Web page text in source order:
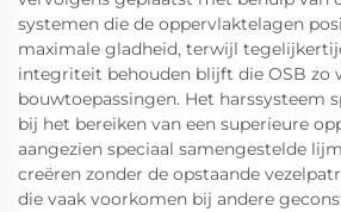
systemen die de oppervlaktelagen
maximale gladheid, terwijl
integriteit behouden blijft die OSB zo
bouwtoepassingen. Het harssysteem
bij het bereiken van een superieure
aangezien speciaal samengestelde
creëren zonder de opstaande
die vaak voorkomen bij andere